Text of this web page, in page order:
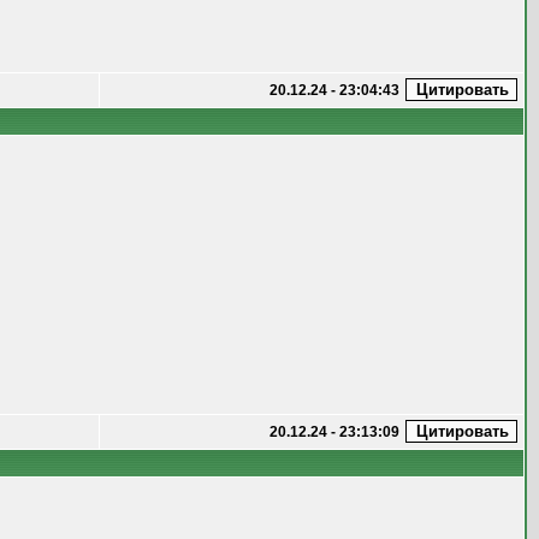
20.12.24 - 23:04:43
20.12.24 - 23:13:09